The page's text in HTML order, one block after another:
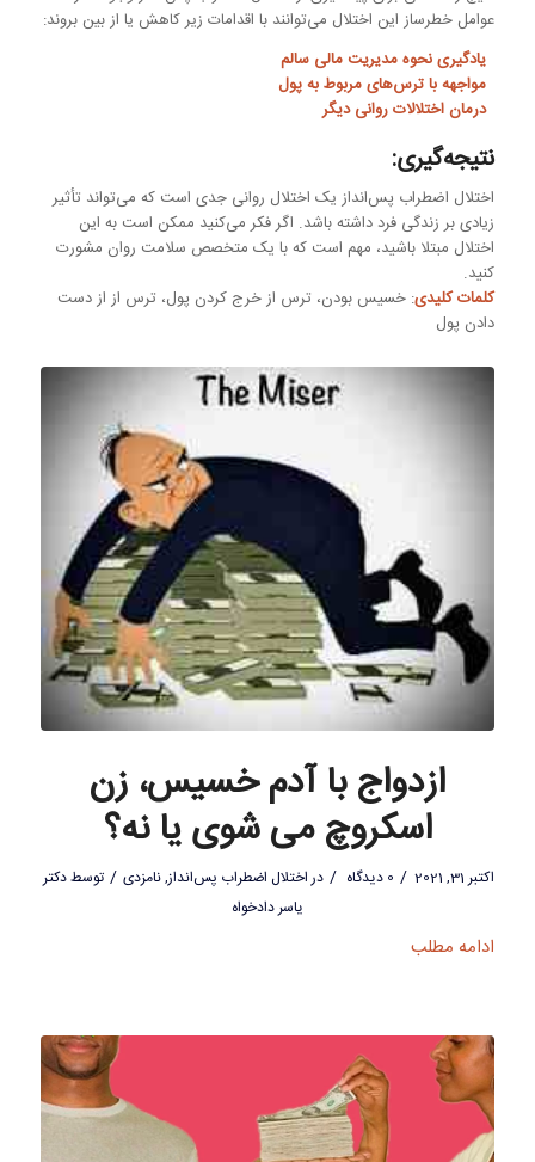
عوامل خطرساز این اختلال می‌توانند با اقدامات زیر کاهش یا از بین بروند:
یادگیری نحوه مدیریت مالی سالم
مواجهه با ترس‌های مربوط به پول
درمان اختلالات روانی دیگر
نتیجه‌گیری:
اختلال اضطراب پس‌انداز یک اختلال روانی جدی است که می‌تواند تأثیر
زیادی بر زندگی فرد داشته باشد. اگر فکر می‌کنید ممکن است به این
اختلال مبتلا باشید، مهم است که با یک متخصص سلامت روان مشورت
کنید.
کلمات کلیدی: خسیس بودن، ترس از خرج کردن پول، ترس از از دست
دادن پول
ازدواج با آدم خسیس، زن
اسکروچ می شوی یا نه؟
اکتبر 31, 2021 / 0 دیدگاه / در اختلال اضطراب پس‌انداز,نامزدی / توسطدکتر
یاسر دادخواه
ادامه مطلب